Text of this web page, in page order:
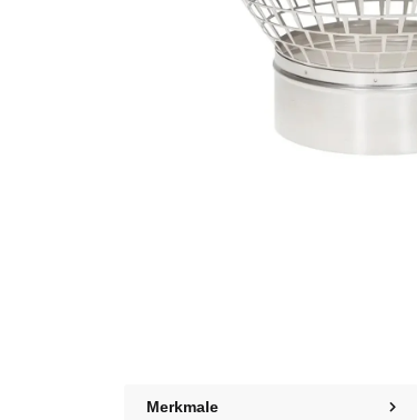
Merkmale